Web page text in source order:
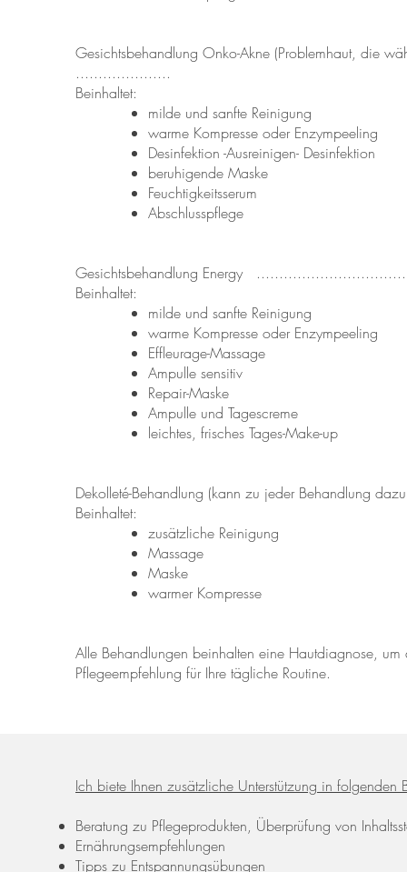
Gesichtsbehandlung Onko-Akne (Problemhaut, die
.....................
Beinhaltet:
milde und sanfte Reinigung
warme Kompresse oder Enzympeeling
Desinfektion -Ausreinigen- Desinfektion
beruhigende Maske
Feuchtigkeitsserum
Abschlusspflege
Gesichtsbehandlung Energy
Beinhaltet:
milde und sanfte Reinigung
warme Kompresse oder Enzympeeling
Effleurage-Massage
Ampulle sensitiv
Repair-Maske
Ampulle und Tagescreme
leichtes, frisches Tages-Make-up
Dekolleté-Behandlung (kann zu jeder Behandlung
Beinhaltet:
zusätzliche Reinigung
Massage
Maske
warmer Kompresse
Alle Behandlungen beinhalten eine Hautdiagnose,
Pflegeempfehlung für Ihre tägliche Routine.
Ich biete Ihnen zusätzliche Unterstützung in folgenden
Beratung zu Pflegeprodukten, Überprüfung von
Ernährungsempfehlungen
Tipps zu Entspannungsübungen